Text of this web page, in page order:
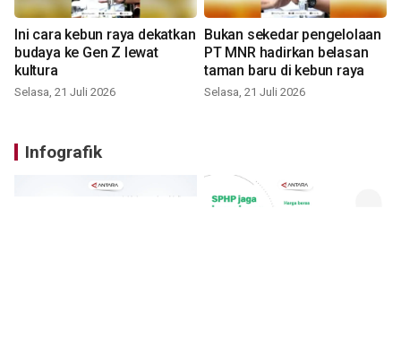
Ini cara kebun raya dekatkan
budaya ke Gen Z lewat
kultura
Selasa, 21 Juli 2026
Bukan sekedar pengelolaan
PT MNR hadirkan belasan
taman baru di kebun raya
Selasa, 21 Juli 2026
Infografik